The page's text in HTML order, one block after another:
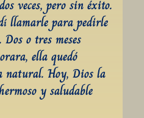
veces, pero sin éxito.
llamarle para pedirle
o tres meses
ella quedó
natural. Hoy, Dios la
y saludable